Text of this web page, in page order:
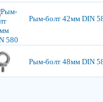
Рым-болт 42мм DIN
Рым-болт 48мм DIN